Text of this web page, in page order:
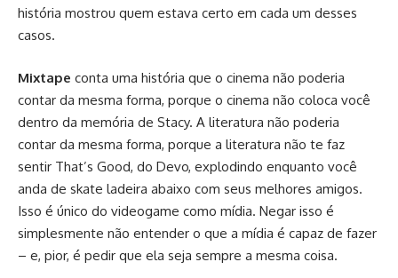
história mostrou quem estava certo em cada um desses
casos.
Mixtape conta uma história que o cinema não poderia
contar da mesma forma, porque o cinema não coloca você
dentro da memória de Stacy. A literatura não poderia
contar da mesma forma, porque a literatura não te faz
sentir That’s Good, do Devo, explodindo enquanto você
anda de skate ladeira abaixo com seus melhores amigos.
Isso é único do videogame como mídia. Negar isso é
simplesmente não entender o que a mídia é capaz de fazer
– e, pior, é pedir que ela seja sempre a mesma coisa.